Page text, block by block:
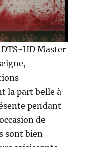
HD Master
la part belle à
pendant
de
sont bien